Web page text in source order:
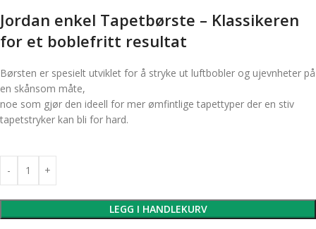
Jordan enkel Tapetbørste – Klassikeren
for et boblefritt resultat
Børsten er spesielt utviklet for å stryke ut luftbobler og ujevnheter på
en skånsom måte,
noe som gjør den ideell for mer ømfintlige tapettyper der en stiv
tapetstryker kan bli for hard.
LEGG I HANDLEKURV